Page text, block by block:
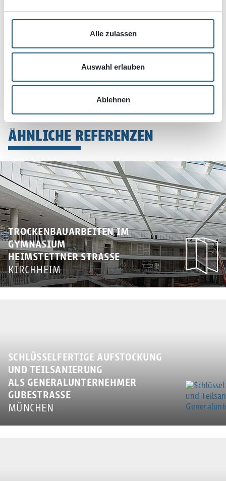
Alle zulassen
Auswahl erlauben
Ablehnen
ÄHNLICHE REFERENZEN
TROCKENBAUARBEITEN IM
GYMNASIUM
HEIMSTETTNER STRASSE
KIRCHHEIM
SCHLÜSSELFERTIGE AUFSTOCKUNG
UND TEILSANIERUNG
ALS GENERALUNTERNEHMER
GUBESTRASSE
MÜNCHEN